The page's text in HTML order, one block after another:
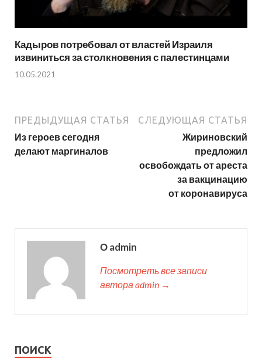
Кадыров потребовал от властей Израиля
извиниться за столкновения с палестинцами
10.05.2021
ПРЕДЫДУЩАЯ СТАТЬЯ
Из героев сегодня
делают маргиналов
СЛЕДУЮЩАЯ СТАТЬЯ
Жириновский
предложил
освобождать от ареста
за вакцинацию
от коронавируса
О admin
Посмотреть все записи
автора admin →
ПОИСК